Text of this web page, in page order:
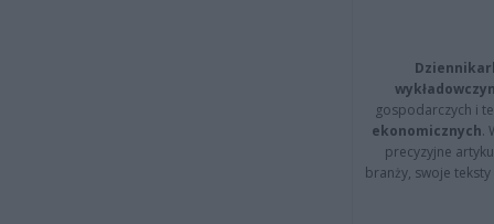
gospodarczych i
ekonomicznych.
precyzyjne
branży, swoje